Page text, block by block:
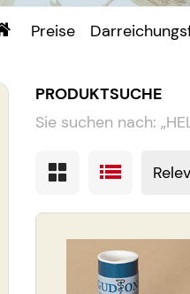
Preise
PRODUKTSUCHE
Sie suchen nach: „